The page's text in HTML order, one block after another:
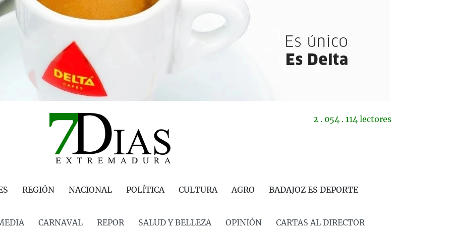
2 . 054 . 114 lectores
REGIÓN NACIONAL POLÍTICA CULTURA AGRO BADAJOZ ES DEPORTE
CARNAVAL REPOR SALUD Y BELLEZA OPINIÓN CARTAS AL DIRECTOR